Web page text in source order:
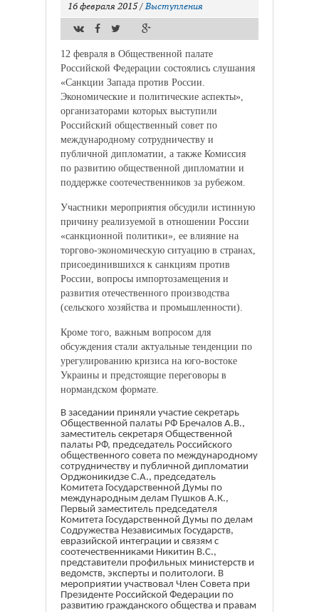
16 февраля 2015/Выступления
12 февраля в Общественной палате
Российской Федерации состоялись слушания
«Санкции Запада против России.
Экономические и политические аспекты»,
организаторами которых выступили
Российский общественный совет по
международному сотрудничеству и
публичной дипломатии, а также Комиссия
по развитию общественной дипломатии и
поддержке соотечественников за рубежом.
Участники мероприятия обсудили истинную
причину реализуемой в отношении России
«санкционной политики», ее влияние на
торгово-экономическую ситуацию в странах,
присоединившихся к санкциям против
России, вопросы импортозамещения и
развития отечественного производства
(сельского хозяйства и промышленности).
Кроме того, важным вопросом для
обсуждения стали актуальные тенденции по
урегулированию кризиса на юго-востоке
Украины и предстоящие переговоры в
нормандском формате.
В заседании приняли участие секретарь
Общественной палаты РФ Бречалов А.В.,
заместитель секретаря Общественной
палаты РФ, председатель Российского
общественного совета по международному
сотрудничеству и публичной дипломатии
Орджоникидзе С.А., председатель
Комитета Государственной Думы по
международным делам Пушков А.К.,
Первый заместитель председателя
Комитета Государственной Думы по делам
Содружества Независимых Государств,
евразийской интеграции и связям с
соотечественниками Никитин В.С.,
представители профильных министерств и
ведомств, эксперты и политологи. В
мероприятии участвовал Член Совета при
Президенте Российской Федерации по
развитию гражданского общества и правам